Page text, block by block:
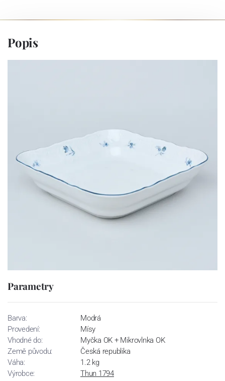
Popis
Parametry
Barva:
Modrá
Provedení:
Mísy
Vhodné do:
Myčka OK + Mikrovlnka OK
Země původu:
Česká republika
Váha:
1.2 kg
Výrobce:
Thun 1794